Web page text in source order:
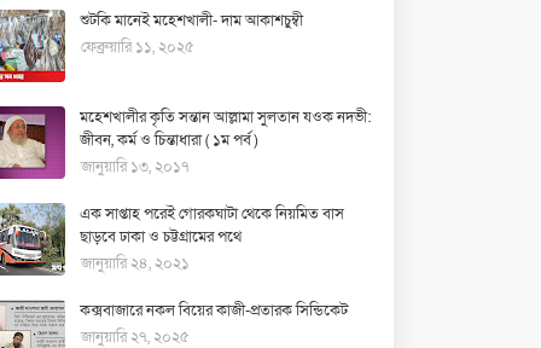
শুটকি মানেই মহেশখালী- দাম আকাশচুম্বী
ফেব্রুয়ারি ১১, ২০২৫
মহেশখালীর কৃতি সন্তান আল্লামা সুলতান যওক নদভী:
জীবন, কর্ম ও চিন্তাধারা ( ১ম পর্ব )
জানুয়ারি ১৩, ২০১৭
এক সাপ্তাহ পরেই গোরকঘাটা থেকে নিয়মিত বাস
ছাড়বে ঢাকা ও চট্টগ্রামের পথে
জানুয়ারি ২৪, ২০২১
কক্সবাজারে নকল বিয়ের কাজী-প্রতারক সিন্ডিকেট
জানুয়ারি ২৭, ২০২৫